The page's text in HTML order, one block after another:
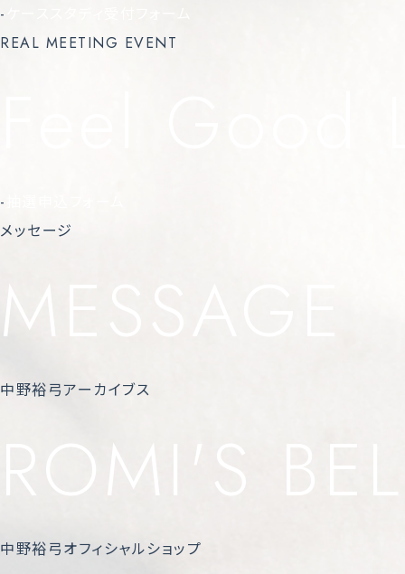
-
REAL MEETING EVENT
-
メッセージ
MESSAGE
中野裕弓アーカイブス
ROMI'S
中野裕弓オフィシャルショップ